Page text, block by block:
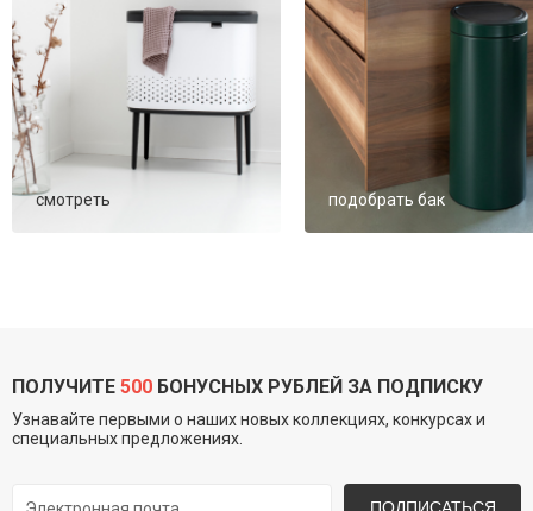
смотреть подобрать бак
ПОЛУЧИТЕ 500 БОНУСНЫХ РУБЛЕЙ ЗА ПОДПИСКУ
Узнавайте первыми о наших новых коллекциях, конкурсах и
специальных предложениях.